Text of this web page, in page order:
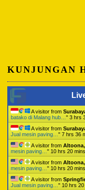
KUNJUNGAN
A visitor from
batako di Malang hub… " 3 hrs
A visitor from
Jual mesin paving… " 7 hrs 36
A visitor from
mesin paving… " 10 hrs 20
A visitor from
mesin paving… " 10 hrs 20
A visitor from
Jual mesin paving… " 10 hrs